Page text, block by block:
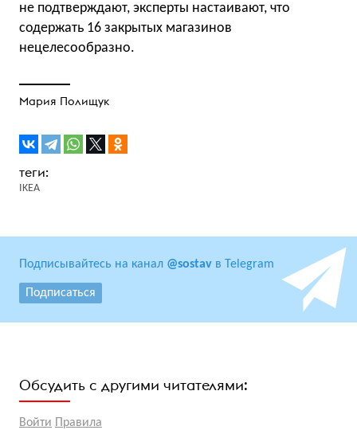
не подтверждают, эксперты настаивают, что
содержать 16 закрытых магазинов
нецелесообразно.
Мария Полищук
IKEA
Подписывайтесь на канал @sostav в Telegram
Подписаться
Обсудить с другими читателями:
Войти Правила